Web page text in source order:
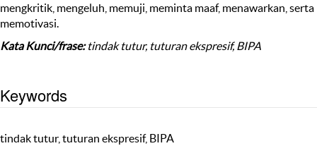
mengkritik, mengeluh, memuji, meminta maaf, menawarkan, serta
memotivasi.
Kata Kunci/frase: tindak tutur, tuturan ekspresif, BIPA
Keywords
tindak tutur, tuturan ekspresif, BIPA